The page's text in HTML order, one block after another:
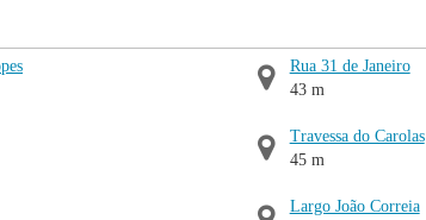
Rua 31 de Janeiro
43 m
Travessa do Carolas
45 m
Largo João Correia